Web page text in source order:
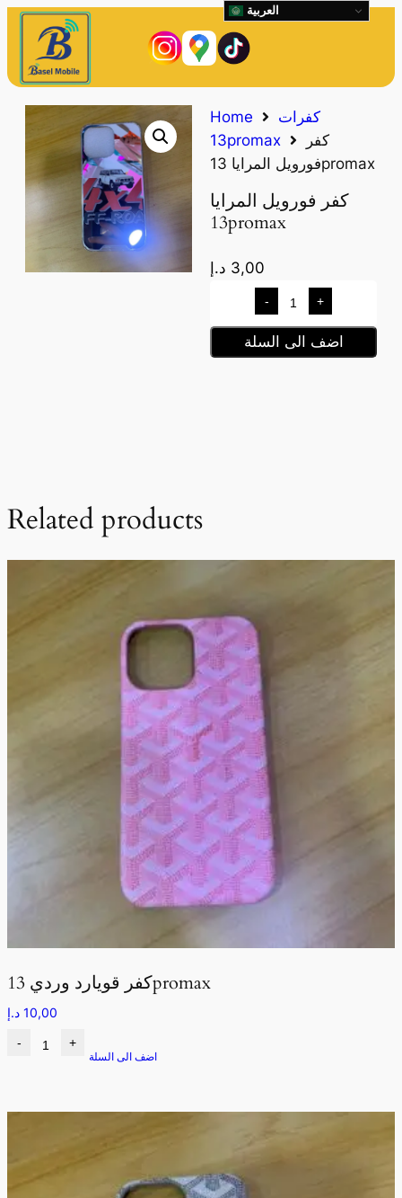
Home
كفرات
13promax
كفر
فورويل المرايا 13promax
كفر فورويل المرايا
13promax
3,00 د.إ
- +
اضف الى السلة
Related products
كفر قويارد وردي 13promax
10,00 د.إ
- +
اضف الى السلة
العربية